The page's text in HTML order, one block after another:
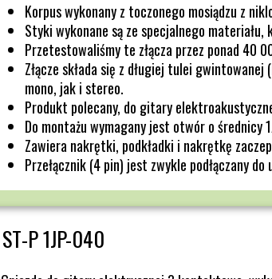
Korpus wykonany z toczonego mosiądzu z
Styki wykonane są ze specjalnego
Przetestowaliśmy te złącza przez ponad 40
Złącze składa się z długiej tulei
mono, jak i stereo.
Produkt polecany, do gitary
Do montażu wymagany jest otwór o średnicy
Zawiera nakrętki, podkładki i nakrętkę
Przełącznik (4 pin) jest zwykle podłączany
ST-P 1JP-040